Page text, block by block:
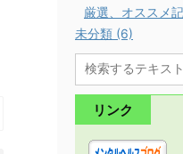
厳選、オススメ
未分類 (6)
リンク